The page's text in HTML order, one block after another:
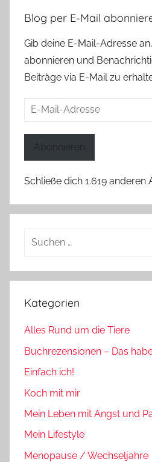
Blog per E-Mail
Gib deine E-Mail-Adresse
abonnieren und
Beiträge via E-Mail zu
E-
Abonnieren
Schließe dich 1.619 anderen
Suchen
Kategorien
Alles Rund um die Tiere
Buchrezensionen – Das
Einfach ich!
Koch mit mir
Mein Leben mit Angst und
Mein Lifestyle
Menopause / Wechseljahre